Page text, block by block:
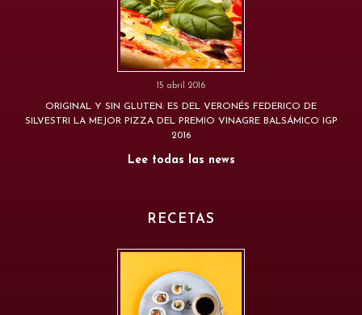
15 abril 2016
ORIGINAL Y SIN GLUTEN: ES DEL VERONÉS FEDERICO DE
SILVESTRI LA MEJOR PIZZA DEL PREMIO VINAGRE BALSÁMICO IGP
2016
Lee todas las news
RECETAS